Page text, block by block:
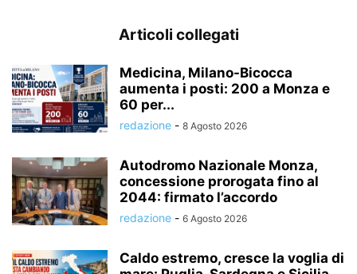
Articoli collegati
Medicina, Milano-Bicocca
aumenta i posti: 200 a Monza e
60 per...
redazione - 8 Agosto 2026
Autodromo Nazionale Monza,
concessione prorogata fino al
2044: firmato l’accordo
redazione - 6 Agosto 2026
Caldo estremo, cresce la voglia di